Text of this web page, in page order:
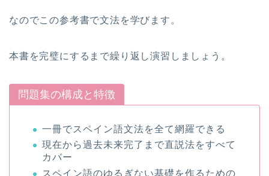
なのでこの参考書で文法を学びます。
本書を完璧にするまで繰り返し演習しましょう。
問題集の構成と特徴
一冊でスペイン語文法を全て網羅できる
現在から過去未来完了まで直説法をすべて
カバー
スペイン語のゆるぎない基礎を作るための